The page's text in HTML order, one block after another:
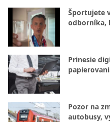
Športujete
odborníka,
Prinesie
Pozor na
autobusy,